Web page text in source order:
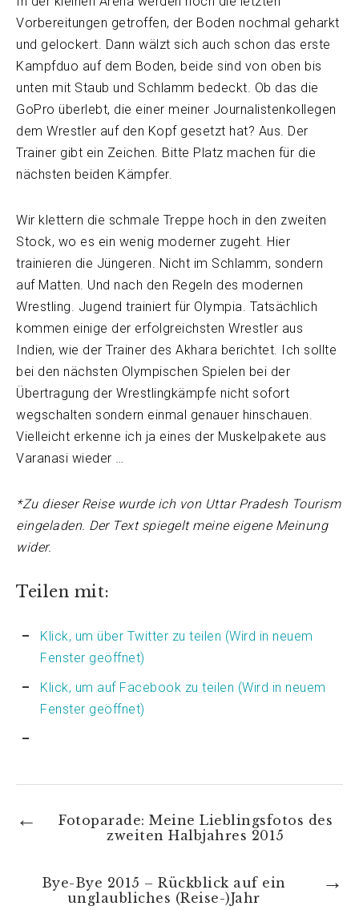
Vorbereitungen getroffen, der Boden nochmal geharkt
und gelockert. Dann wälzt sich auch schon das erste
Kampfduo auf dem Boden, beide sind von oben bis
unten mit Staub und Schlamm bedeckt. Ob das die
GoPro überlebt, die einer meiner Journalistenkollegen
dem Wrestler auf den Kopf gesetzt hat? Aus. Der
Trainer gibt ein Zeichen. Bitte Platz machen für die
nächsten beiden Kämpfer.
Wir klettern die schmale Treppe hoch in den zweiten
Stock, wo es ein wenig moderner zugeht. Hier
trainieren die Jüngeren. Nicht im Schlamm, sondern
auf Matten. Und nach den Regeln des modernen
Wrestling. Jugend trainiert für Olympia. Tatsächlich
kommen einige der erfolgreichsten Wrestler aus
Indien, wie der Trainer des Akhara berichtet. Ich sollte
bei den nächsten Olympischen Spielen bei der
Übertragung der Wrestlingkämpfe nicht sofort
wegschalten sondern einmal genauer hinschauen.
Vielleicht erkenne ich ja eines der Muskelpakete aus
Varanasi wieder …
*Zu dieser Reise wurde ich von Uttar Pradesh Tourism
eingeladen. Der Text spiegelt meine eigene Meinung
wider.
Teilen mit:
Klick, um über Twitter zu teilen (Wird in neuem
Fenster geöffnet)
Klick, um auf Facebook zu teilen (Wird in neuem
Fenster geöffnet)
Fotoparade: Meine Lieblingsfotos des
zweiten Halbjahres 2015
Bye-Bye 2015 – Rückblick auf ein
unglaubliches (Reise-)Jahr